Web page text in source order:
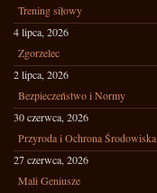
Trening siłowy
4 lipca, 2026
Zgorzelec
2 lipca, 2026
Bezpieczeństwo i Normy
30 czerwca, 2026
Przyroda i Ochrona Środowiska
27 czerwca, 2026
Mali Geniusze